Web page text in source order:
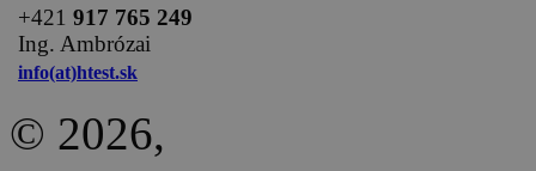
+421 917 765 249
Ing. Ambrózai
info(at)htest.sk
© 2026,